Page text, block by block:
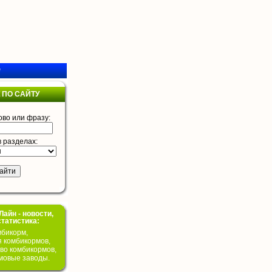
САЙТУ
или фразу:
разделах:
- новости,
комбикормов,
комбикормов,
заводы.